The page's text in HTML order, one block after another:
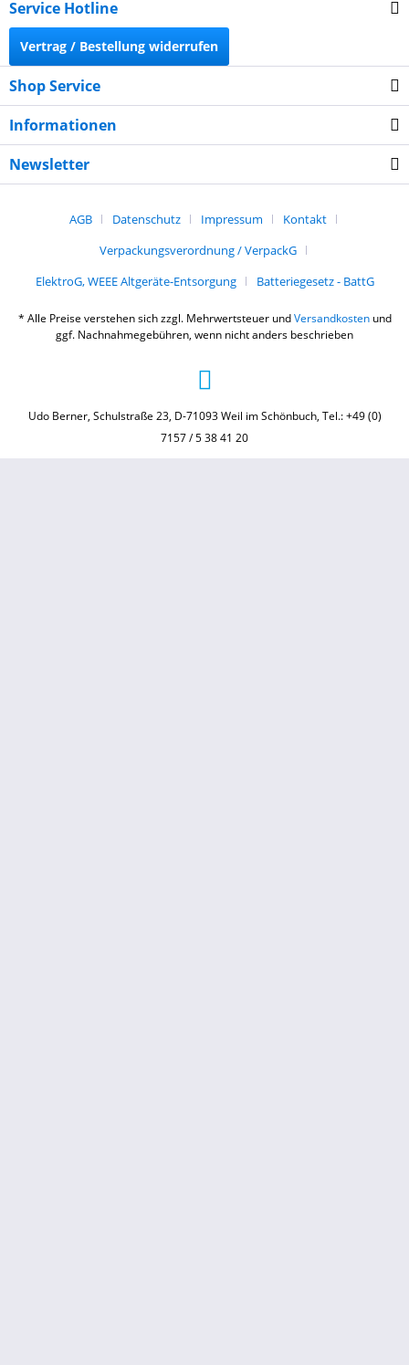
Service Hotline
Vertrag / Bestellung widerrufen
Shop Service
Informationen
Newsletter
AGB Datenschutz Impressum
Kontakt
Verpackungsverordnung / VerpackG
ElektroG, WEEE Altgeräte-Entsorgung
Batteriegesetz - BattG
* Alle Preise verstehen sich zzgl. Mehrwertsteuer undVersandkostenund
ggf. Nachnahmegebühren, wenn nicht anders beschrieben
Udo Berner, Schulstraße 23, D-71093 Weil im Schönbuch, Tel.: +49 (0)
7157 / 5 38 41 20